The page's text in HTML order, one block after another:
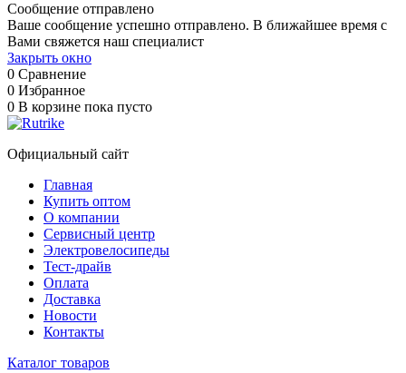
Сообщение отправлено
Ваше сообщение успешно отправлено. В ближайшее время с
Вами свяжется наш специалист
Закрыть окно
0 Сравнение
0 Избранное
0 В корзине пока пусто
Официальный сайт
Главная
Купить оптом
О компании
Сервисный центр
Электровелосипеды
Тест-драйв
Оплата
Доставка
Новости
Контакты
Каталог товаров